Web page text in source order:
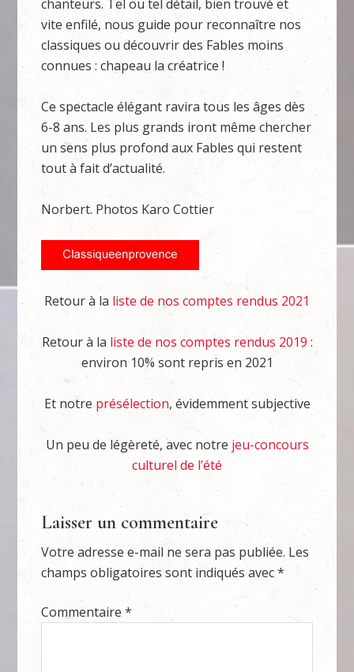
chanteurs. Tel ou tel détail, bien trouvé et
vite enfilé, nous guide pour reconnaître nos
classiques ou découvrir des Fables moins
connues : chapeau la créatrice !
Ce spectacle élégant ravira tous les âges dès
6-8 ans. Les plus grands iront même chercher
un sens plus profond aux Fables qui restent
tout à fait d’actualité.
Norbert. Photos Karo Cottier
Retour à la liste de nos comptes rendus 2021
Retour à la liste de nos comptes rendus 2019 :
environ 10% sont repris en 2021
Et notreprésélection, évidemment subjective
Un peu de légèreté, avec notre jeu-concours
culturel de l’été
Laisser un commentaire
Votre adresse e-mail ne sera pas publiée. Les
champs obligatoires sont indiqués avec*
Commentaire*